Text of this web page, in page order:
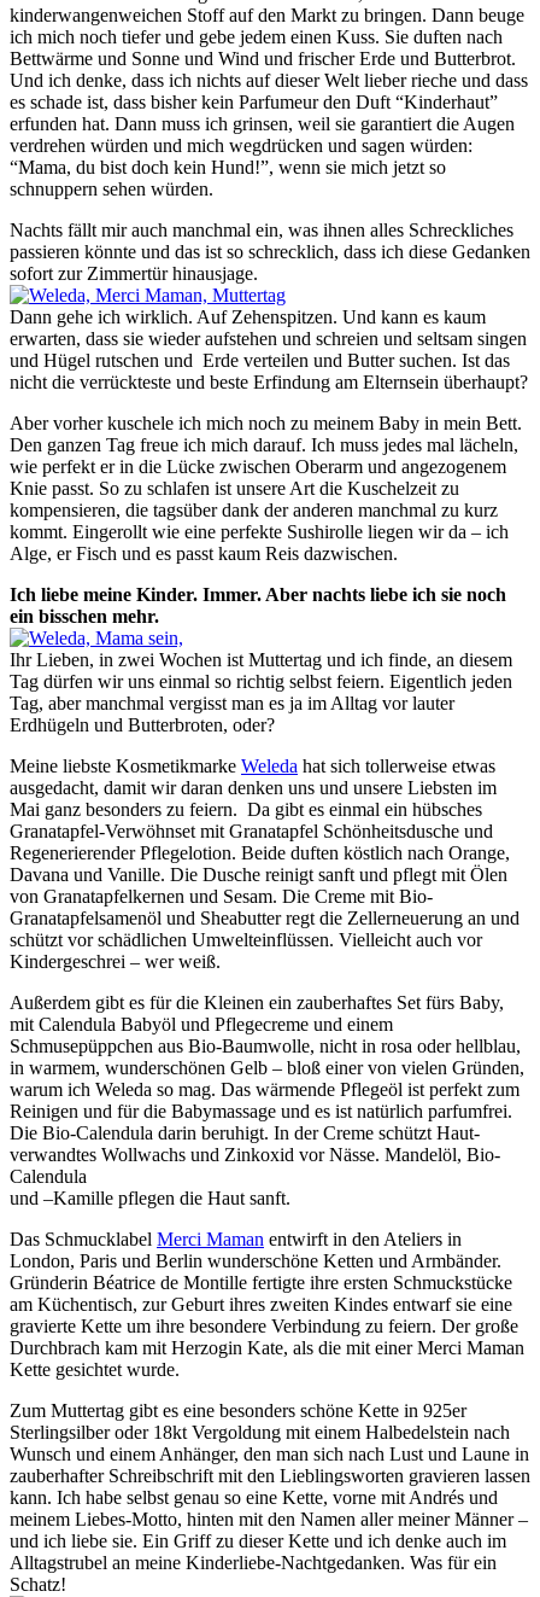
kinderwangenweichen Stoff auf den Markt zu bringen. Dann beuge
ich mich noch tiefer und gebe jedem einen Kuss. Sie duften nach
Bettwärme und Sonne und Wind und frischer Erde und Butterbrot.
Und ich denke, dass ich nichts auf dieser Welt lieber rieche und dass
es schade ist, dass bisher kein Parfumeur den Duft “Kinderhaut”
erfunden hat. Dann muss ich grinsen, weil sie garantiert die Augen
verdrehen würden und mich wegdrücken und sagen würden:
“Mama, du bist doch kein Hund!”, wenn sie mich jetzt so
schnuppern sehen würden.
Nachts fällt mir auch manchmal ein, was ihnen alles Schreckliches
passieren könnte und das ist so schrecklich, dass ich diese Gedanken
sofort zur Zimmertür hinausjage.
Dann gehe ich wirklich. Auf Zehenspitzen. Und kann es kaum
erwarten, dass sie wieder aufstehen und schreien und seltsam singen
und Hügel rutschen und Erde verteilen und Butter suchen. Ist das
nicht die verrückteste und beste Erfindung am Elternsein überhaupt?
Aber vorher kuschele ich mich noch zu meinem Baby in mein Bett.
Den ganzen Tag freue ich mich darauf. Ich muss jedes mal lächeln,
wie perfekt er in die Lücke zwischen Oberarm und angezogenem
Knie passt. So zu schlafen ist unsere Art die Kuschelzeit zu
kompensieren, die tagsüber dank der anderen manchmal zu kurz
kommt. Eingerollt wie eine perfekte Sushirolle liegen wir da – ich
Alge, er Fisch und es passt kaum Reis dazwischen.
Ich liebe meine Kinder. Immer. Aber nachts liebe ich sie noch
ein bisschen mehr.
Ihr Lieben, in zwei Wochen ist Muttertag und ich finde, an diesem
Tag dürfen wir uns einmal so richtig selbst feiern. Eigentlich jeden
Tag, aber manchmal vergisst man es ja im Alltag vor lauter
Erdhügeln und Butterbroten, oder?
Meine liebste Kosmetikmarke Weleda hat sich tollerweise etwas
ausgedacht, damit wir daran denken uns und unsere Liebsten im
Mai ganz besonders zu feiern. Da gibt es einmal ein hübsches
Granatapfel-Verwöhnset mit Granatapfel Schönheitsdusche und
Regenerierender Pflegelotion. Beide duften köstlich nach Orange,
Davana und Vanille. Die Dusche reinigt sanft und pflegt mit Ölen
von Granatapfelkernen und Sesam. Die Creme mit Bio-
Granatapfelsamenöl und Sheabutter regt die Zellerneuerung an und
schützt vor schädlichen Umwelteinflüssen. Vielleicht auch vor
Kindergeschrei – wer weiß.
Außerdem gibt es für die Kleinen ein zauberhaftes Set fürs Baby,
mit Calendula Babyöl und Pflegecreme und einem
Schmusepüppchen aus Bio-Baumwolle, nicht in rosa oder hellblau,
in warmem, wunderschönen Gelb – bloß einer von vielen Gründen,
warum ich Weleda so mag. Das wärmende Pflegeöl ist perfekt zum
Reinigen und für die Babymassage und es ist natürlich parfumfrei.
Die Bio-Calendula darin beruhigt. In der Creme schützt Haut-
verwandtes Wollwachs und Zinkoxid vor Nässe. Mandelöl, Bio-
Calendula
und –Kamille pflegen die Haut sanft.
Das Schmucklabel Merci Maman entwirft in den Ateliers in
London, Paris und Berlin wunderschöne Ketten und Armbänder.
Gründerin Béatrice de Montille fertigte ihre ersten Schmuckstücke
am Küchentisch, zur Geburt ihres zweiten Kindes entwarf sie eine
gravierte Kette um ihre besondere Verbindung zu feiern. Der große
Durchbrach kam mit Herzogin Kate, als die mit einer Merci Maman
Kette gesichtet wurde.
Zum Muttertag gibt es eine besonders schöne Kette in 925er
Sterlingsilber oder 18kt Vergoldung mit einem Halbedelstein nach
Wunsch und einem Anhänger, den man sich nach Lust und Laune in
zauberhafter Schreibschrift mit den Lieblingsworten gravieren lassen
kann. Ich habe selbst genau so eine Kette, vorne mit Andrés und
meinem Liebes-Motto, hinten mit den Namen aller meiner Männer –
und ich liebe sie. Ein Griff zu dieser Kette und ich denke auch im
Alltagstrubel an meine Kinderliebe-Nachtgedanken. Was für ein
Schatz!